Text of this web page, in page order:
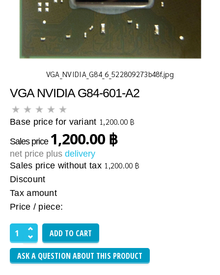
VGA_NVIDIA_G84_6_522809273b48f.jpg
VGA NVIDIA G84-601-A2
Base price for variant 1,200.00 ฿
Sales price 1,200.00 ฿
net price plus delivery
Sales price without tax 1,200.00 ฿
Discount
Tax amount
Price / piece:
ASK A QUESTION ABOUT THIS PRODUCT